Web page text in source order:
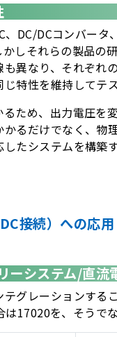
DC/DCコンバー
しそれらの製品
異なり、それぞ
特性を維持してテ
ため、出力電圧
るだけでなく、
たシステムを構
接続）への応用
ーシステム/直流
グレーションす
17020を、そうで